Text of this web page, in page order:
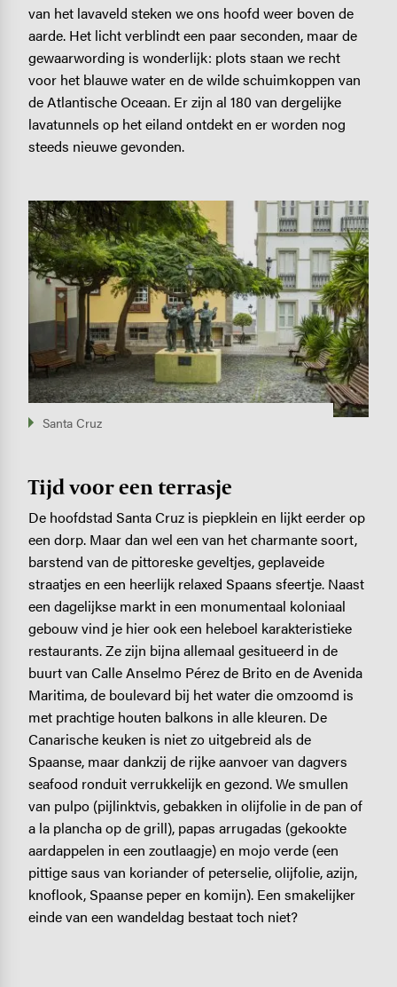
van het lavaveld steken we ons hoofd weer boven de
aarde. Het licht verblindt een paar seconden, maar de
gewaarwording is wonderlijk: plots staan we recht
voor het blauwe water en de wilde schuimkoppen van
de Atlantische Oceaan. Er zijn al 180 van dergelijke
lavatunnels op het eiland ontdekt en er worden nog
steeds nieuwe gevonden.
Image
Santa Cruz
Tijd voor een terrasje
De hoofdstad Santa Cruz is piepklein en lijkt eerder op
een dorp. Maar dan wel een van het charmante soort,
barstend van de pittoreske geveltjes, geplaveide
straatjes en een heerlijk relaxed Spaans sfeertje. Naast
een dagelijkse markt in een monumentaal koloniaal
gebouw vind je hier ook een heleboel karakteristieke
restaurants. Ze zijn bijna allemaal gesitueerd in de
buurt van Calle Anselmo Pérez de Brito en de Avenida
Maritima, de boulevard bij het water die omzoomd is
met prachtige houten balkons in alle kleuren. De
Canarische keuken is niet zo uitgebreid als de
Spaanse, maar dankzij de rijke aanvoer van dagvers
seafood ronduit verrukkelijk en gezond. We smullen
van pulpo (pijlinktvis, gebakken in olijfolie in de pan of
a la plancha op de grill), papas arrugadas (gekookte
aardappelen in een zoutlaagje) en mojo verde (een
pittige saus van koriander of peterselie, olijfolie, azijn,
knoflook, Spaanse peper en komijn). Een smakelijker
einde van een wandeldag bestaat toch niet?